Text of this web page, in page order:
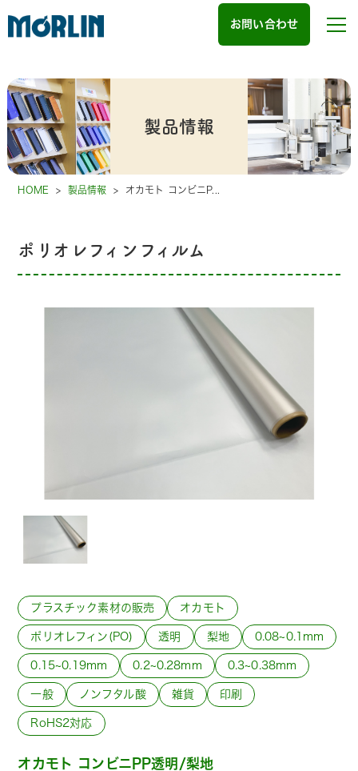
お問い合わせ
製品情報
HOME > 製品情報 > オカモト コンビニP...
ポリオレフィンフィルム
プラスチック素材の販売 オカモト
ポリオレフィン(PO) 透明 梨地 0.08~0.1mm
0.15~0.19mm 0.2~0.28mm 0.3~0.38mm
一般 ノンフタル酸 雑貨 印刷
RoHS2対応
オカモト コンビニPP透明/梨地